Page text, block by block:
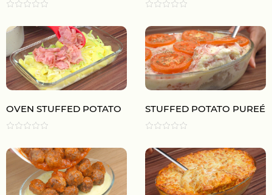
OVEN STUFFED POTATO STUFFED POTATO PUREÉ